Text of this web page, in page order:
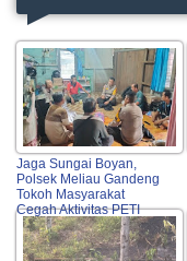
Jaga Sungai Boyan,
Polsek Meliau Gandeng
Tokoh Masyarakat
Cegah Aktivitas PETI